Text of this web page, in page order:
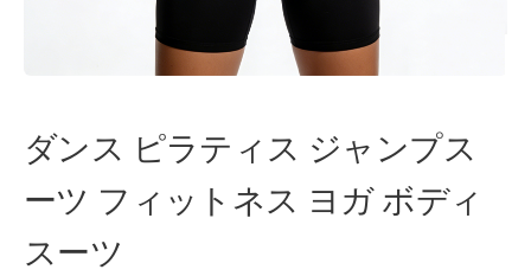
ダンス ピラティス ジャンプス
ーツ フィットネス ヨガ ボディ
スーツ